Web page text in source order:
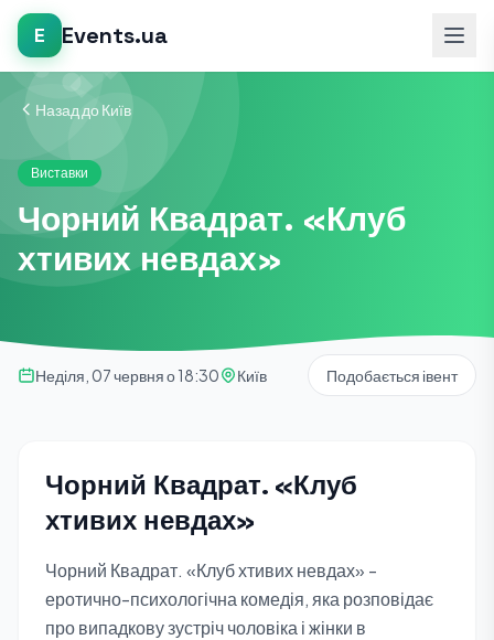
E Events.ua
Назад до Київ
Виставки
Чорний Квадрат. «Клуб
хтивих невдах»
Неділя, 07 червня о 18:30 Київ Подобається івент
Чорний Квадрат. «Клуб
хтивих невдах»
Чорний Квадрат. «Клуб хтивих невдах» -
еротично-психологічна комедія, яка розповідає
про випадкову зустріч чоловіка і жінки в